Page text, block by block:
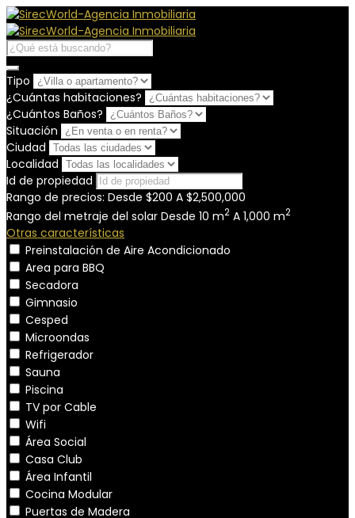
Tipo
¿Cuántas habitaciones?
¿Cuántos Baños?
Situación
Ciudad
Localidad
Id de propiedad
Rango de precios: Desde $200 A $2,500,000
Rango del metraje del solar Desde 10 m2 A 1,000 m2
Otras características
Preinstalación de Aire Acondicionado
Area para BBQ
Secadora
Gimnasio
Cesped
Microondas
Refrigerador
Sauna
Piscina
TV por Cable
Wifi
Área Social
Casa Club
Área Infantil
Cocina Modular
Puertas de Madera